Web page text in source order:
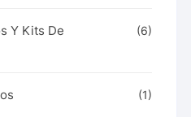
Y Kits De
(6)
(1)